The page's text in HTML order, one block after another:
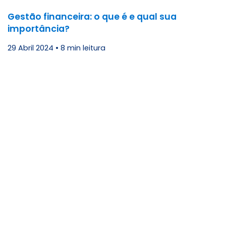
Gestão financeira: o que é e qual sua
importância?
29 Abril 2024 • 8 min leitura